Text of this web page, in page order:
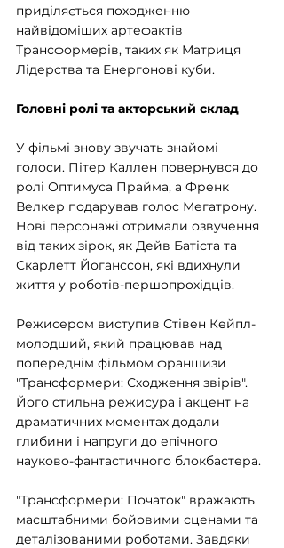
приділяється походженню
найвідоміших артефактів
Трансформерів, таких як Матриця
Лідерства та Енергонові куби.
Головні ролі та акторський склад
У фільмі знову звучать знайомі
голоси. Пітер Каллен повернувся до
ролі Оптимуса Прайма, а Френк
Велкер подарував голос Мегатрону.
Нові персонажі отримали озвучення
від таких зірок, як Дейв Батіста та
Скарлетт Йоганссон, які вдихнули
життя у роботів-першопрохідців.
Режисером виступив Стівен Кейпл-
молодший, який працював над
попереднім фільмом франшизи
"Трансформери: Сходження звірів".
Його стильна режисура і акцент на
драматичних моментах додали
глибини і напруги до епічного
науково-фантастичного блокбастера.
"Трансформери: Початок" вражають
масштабними бойовими сценами та
деталізованими роботами. Завдяки